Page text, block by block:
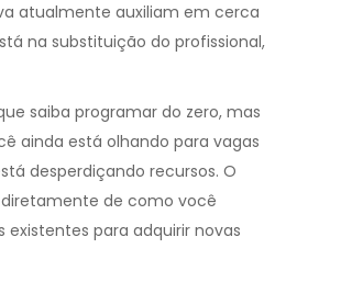
atualmente auxiliam em cerca
na substituição do profissional,
saiba programar do zero, mas
ainda está olhando para vagas
desperdiçando recursos. O
de como você
para adquirir novas